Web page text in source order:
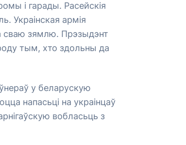
і гарады. Расейскія
Украінская армія
сваю зямлю. Прэзыдэнт
тым, хто здольны да
у беларускую
напасьці на украінцаў
вобласьць з